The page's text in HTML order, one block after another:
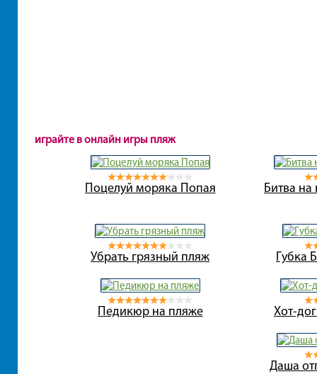
играйте в онлайн игры пляж
Поцелуй моряка Попая Битва на
Убрать грязный пляж Губка
Педикюр на пляже Хот-
Даша